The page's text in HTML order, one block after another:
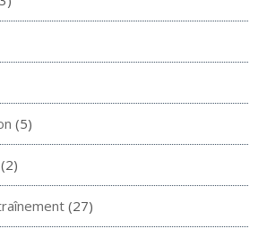
(5)
(2)
(27)